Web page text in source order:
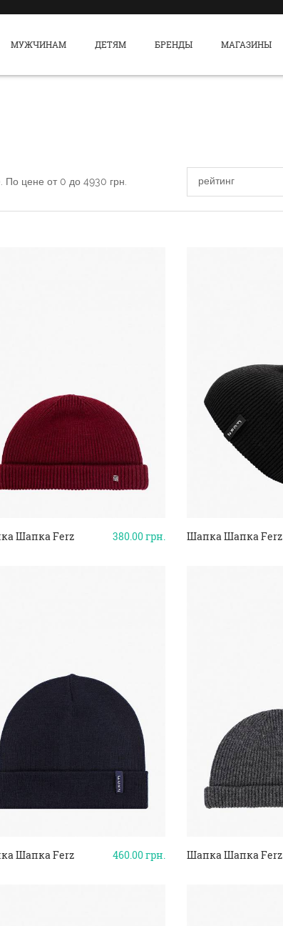
МУЖЧИНАМ ДЕТЯМ БРЕНДЫ МАГАЗИНЫ
. По цене от0 до 4930 грн.
380.00грн.
Шапка Ferz Шапка Шапка Ferz
460.00грн.
Шапка Ferz Шапка Шапка Ferz